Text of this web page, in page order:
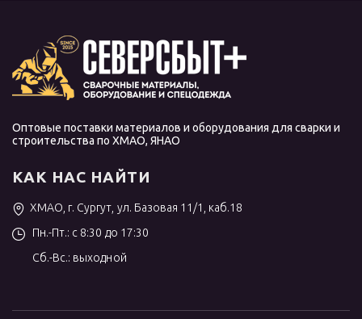
Оптовые поставки материалов и оборудования для сварки и
строительства по ХМАО, ЯНАО
КАК НАС НАЙТИ
ХМАО, г. Сургут, ул. Базовая 11/1, каб.18
Пн.-Пт.: с 8:30 до 17:30
Сб.-Вс.: выходной